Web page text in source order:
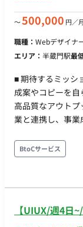
〜500,000 円／月
職種： Webデザイナ
エリア： 半蔵門駅最
■ 期待するミッシ
成案やコピーを
高品質なアウト
業と連携し、事
の新規制作および
品画像および紹介
ン制作、および
した、画像生成
デザ
BtoCサービス
【UIUX/週4日